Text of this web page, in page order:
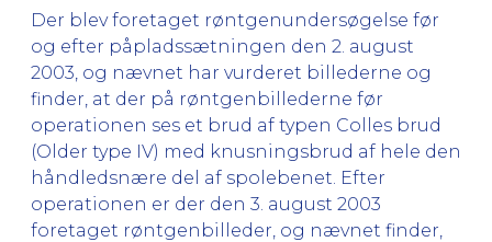
Der blev foretaget røntgenundersøgelse før
og efter påpladssætningen den 2. august
2003, og nævnet har vurderet billederne og
finder, at der på røntgenbillederne før
operationen ses et brud af typen Colles brud
(Older type IV) med knusningsbrud af hele den
håndledsnære del af spolebenet. Efter
operationen er der den 3. august 2003
foretaget røntgenbilleder, og nævnet finder,